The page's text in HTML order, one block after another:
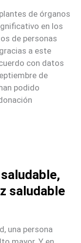
de órganos
en los
de personas
a este
con datos
de
podido
saludable
una persona